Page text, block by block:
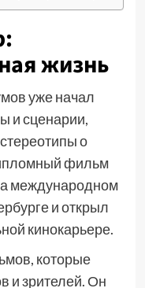
жизнь
уже начал
и сценарии,
о
фильм
международном
и открыл
кинокарьере.
которые
и зрителей. Он